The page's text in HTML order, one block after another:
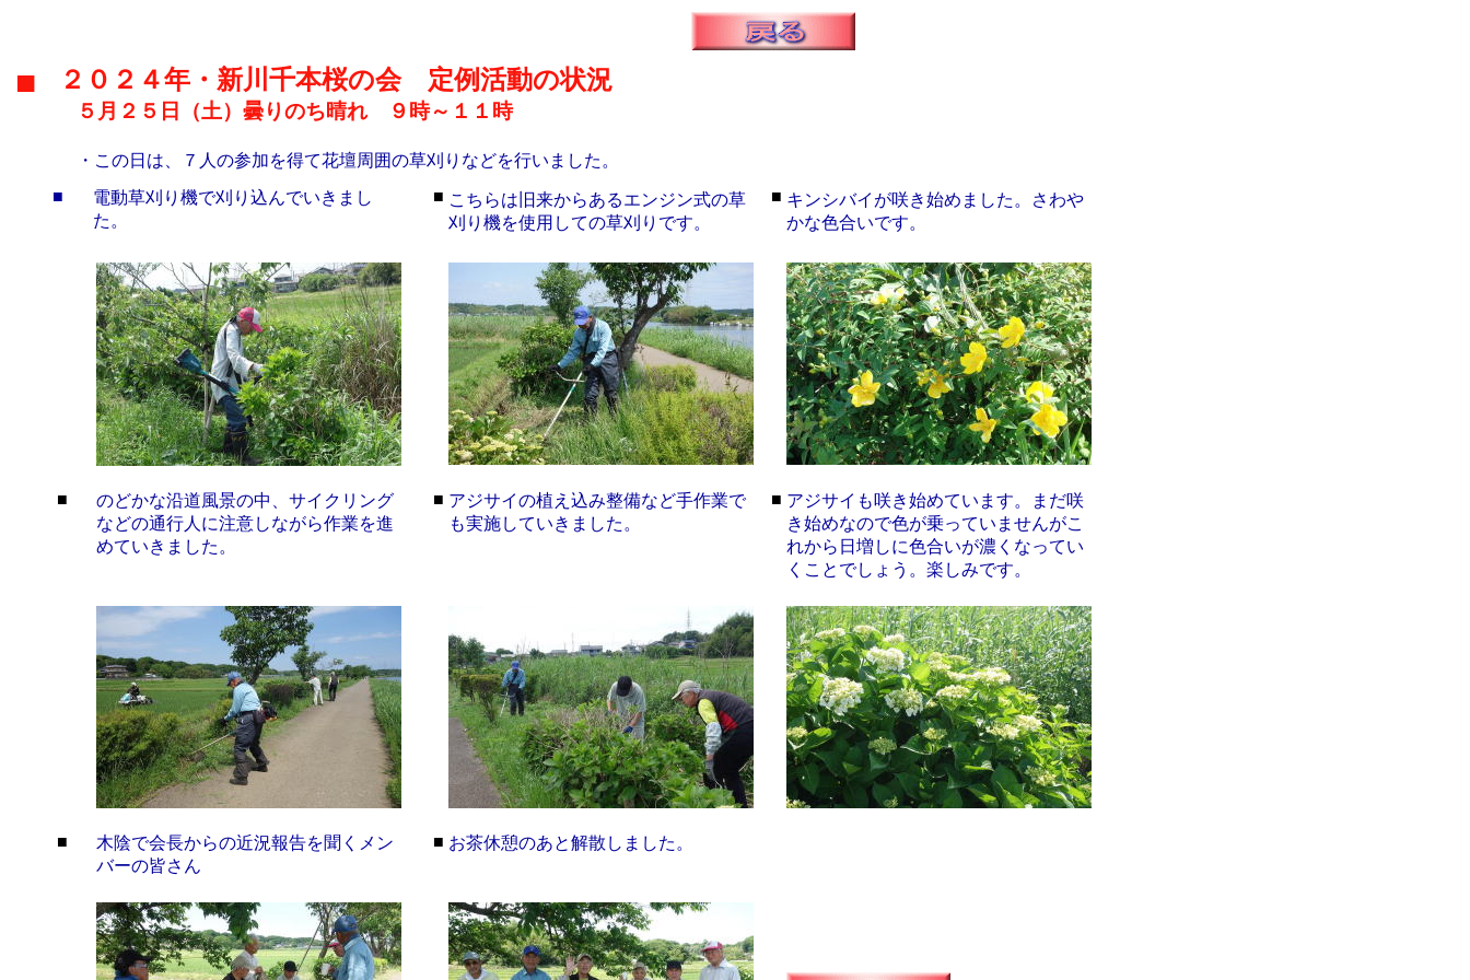
■ ２０２４年・新川千本桜の会 定例活動の状況
５月２５日（土）曇りのち晴れ ９時～１１時
・この日は、７人の参加を得て花壇周囲の草刈りなどを行いました。
■
電動草刈り機で刈り込んでいきまし
た。
■ こちらは旧来からあるエンジン式の草
刈り機を使用しての草刈りです。
■ キンシバイが咲き始めました。さわや
かな色合いです。
■
のどかな沿道風景の中、サイクリング
などの通行人に注意しながら作業を進
めていきました。
■ アジサイの植え込み整備など手作業で
も実施していきました。
■ アジサイも咲き始めています。まだ咲
き始めなので色が乗っていませんがこ
れから日増しに色合いが濃くなってい
くことでしょう。楽しみです。
■
木陰で会長からの近況報告を聞くメン
バーの皆さん
■ お茶休憩のあと解散しました。